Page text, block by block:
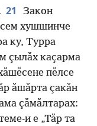
21
Закон
хушшинче
ку, Турра
ҫылӑх каҫарма
пӗлсе
ӑшӑрта ҫакӑн
ҫӑмӑлтарах:
и е „Тӑр та